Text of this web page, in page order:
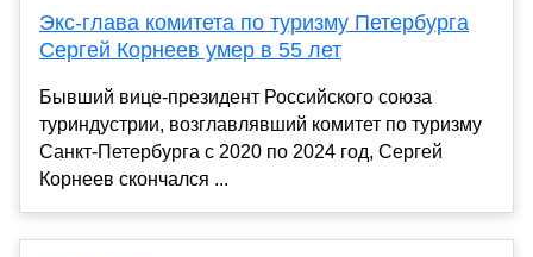
Экс-глава комитета по туризму Петербурга
Сергей Корнеев умер в 55 лет
Бывший вице-президент Российского союза
туриндустрии, возглавлявший комитет по туризму
Санкт-Петербурга с 2020 по 2024 год, Сергей
Корнеев скончался ...